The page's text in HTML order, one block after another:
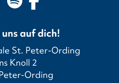
auf dich!
St. Peter-Ording
Knoll 2
Ording